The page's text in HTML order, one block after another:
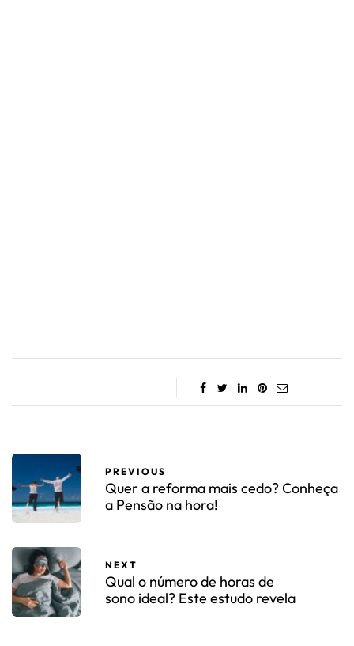
PREVIOUS
Quer a reforma mais cedo? Conheça
a Pensão na hora!
NEXT
Qual o número de horas de
sono ideal? Este estudo revela